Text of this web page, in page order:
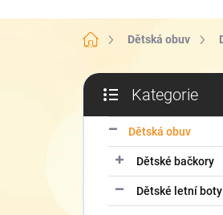
Domů Dětská obuv
P
s
kategorie
Kategorie
Dětská obuv
Dětské bačkory
Dětské letní boty